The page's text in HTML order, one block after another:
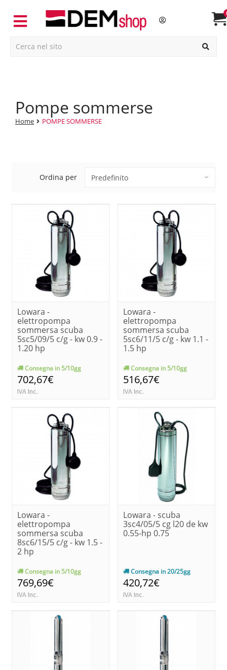
pompe sommerse
Home POMPE SOMMERSE
Ordina per
Lowara -
elettropompa
sommersa scuba
5sc5/09/5 c/g - kw 0.9 -
1.20 hp
Consegna in 5/10gg
702,67€
IVA Inc.
Lowara -
elettropompa
sommersa scuba
5sc6/11/5 c/g - kw 1.1 -
1.5 hp
Consegna in 5/10gg
516,67€
IVA Inc.
Lowara -
elettropompa
sommersa scuba
8sc6/15/5 c/g - kw 1.5 -
2 hp
Consegna in 5/10gg
769,69€
IVA Inc.
Lowara - scuba
3sc4/05/5 cg l20 de kw
0.55-hp 0.75
Consegna in 20/25gg
420,72€
IVA Inc.